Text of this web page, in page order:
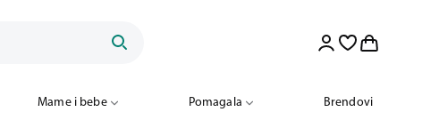
Mame i bebe Pomagala Brendovi